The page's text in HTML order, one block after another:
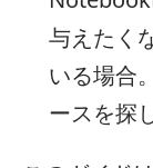
与えたく
いる場合
ースを探